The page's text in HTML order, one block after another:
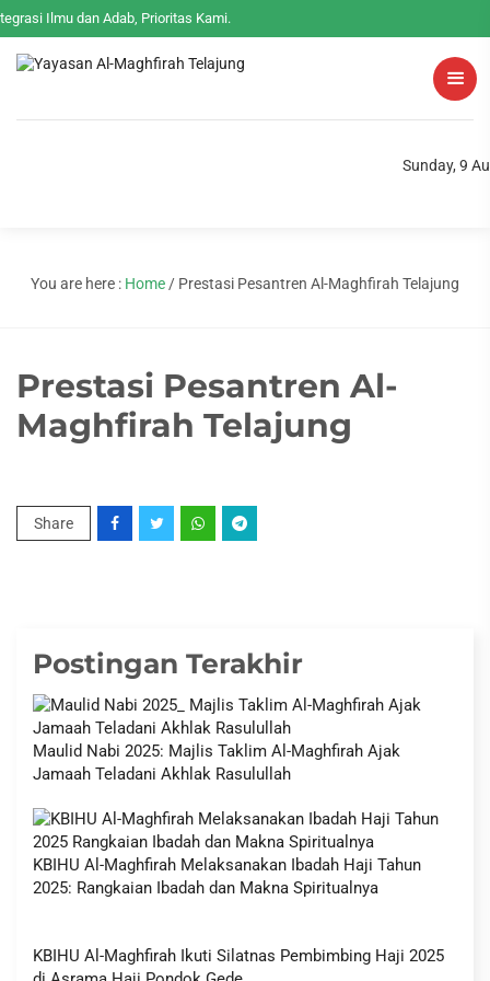
Ilmu dan Adab, Prioritas Kami.
Sunday, 9
You are here : Home / Prestasi Pesantren Al-Maghfirah Telajung
Prestasi Pesantren Al-
Maghfirah Telajung
Share
Postingan Terakhir
Maulid Nabi 2025: Majlis Taklim Al-Maghfirah Ajak
Jamaah Teladani Akhlak Rasulullah
KBIHU Al-Maghfirah Melaksanakan Ibadah Haji Tahun
2025: Rangkaian Ibadah dan Makna Spiritualnya
KBIHU Al-Maghfirah Ikuti Silatnas Pembimbing Haji 2025